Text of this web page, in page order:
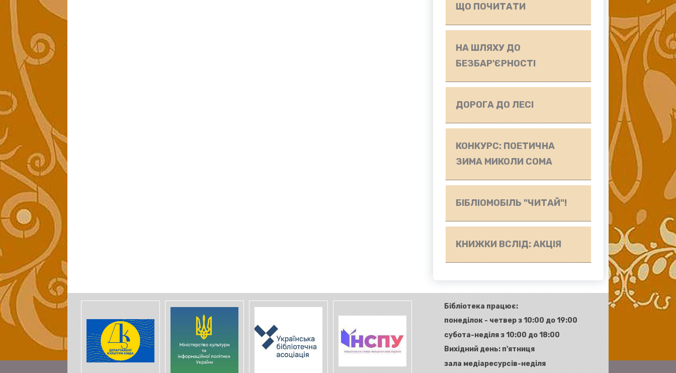
ЩО ПОЧИТАТИ
НА ШЛЯХУ ДО
БЕЗБАР'ЄРНОСТІ
ДОРОГА ДО ЛЕСІ
КОНКУРС: ПОЕТИЧНА
ЗИМА МИКОЛИ СОМА
БІБЛІОМОБІЛЬ "ЧИТАЙ"!
КНИЖКИ ВСЛІД: АКЦІЯ
Бібліотека працює:
понеділок - четвер з 10:00 до 19:00
субота-неділя з 10:00 до 18:00
Вихідний день: п'ятниця
зала медіаресурсів-неділя